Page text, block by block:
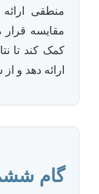
منطقی
مقایسه قرار
کمک کند تا
ارائه دهد و
گام